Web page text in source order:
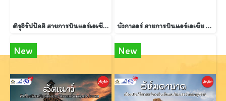
ติรุจิรัปปัลลิ สายการบินแอร์เอเชีย 5 วัน 3 คืน บังกาลอร์ สายการบินแอร์เอเชีย 4 วัน 3 คืน
New New